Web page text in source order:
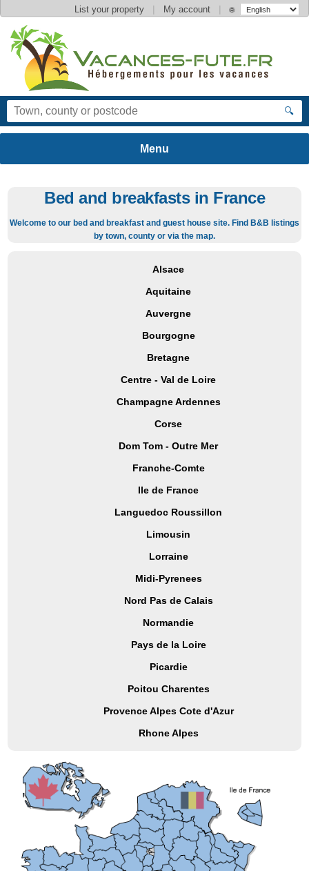
List your property | My account | 🌐
🔍
Bed and breakfasts in France
Welcome to our bed and breakfast and guest house site. Find B&B listings
by town, county or via the map.
Alsace
Aquitaine
Auvergne
Bourgogne
Bretagne
Centre - Val de Loire
Champagne Ardennes
Corse
Dom Tom - Outre Mer
Franche-Comte
Ile de France
Languedoc Roussillon
Limousin
Lorraine
Midi-Pyrenees
Nord Pas de Calais
Normandie
Pays de la Loire
Picardie
Poitou Charentes
Provence Alpes Cote d'Azur
Rhone Alpes